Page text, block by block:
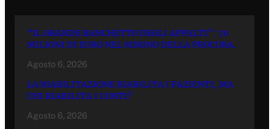
“IL GRANDE BANCHETTO DEGLI APPALTI”: 70
MILIONI DI EURO NEL MIRINO DELLA PROCURA.
Agosto 6, 2026
LA RIABILITAZIONE RIABILITA I PAZIENTI, MA
CHI RIABILITA I CONTI?
Agosto 6, 2026